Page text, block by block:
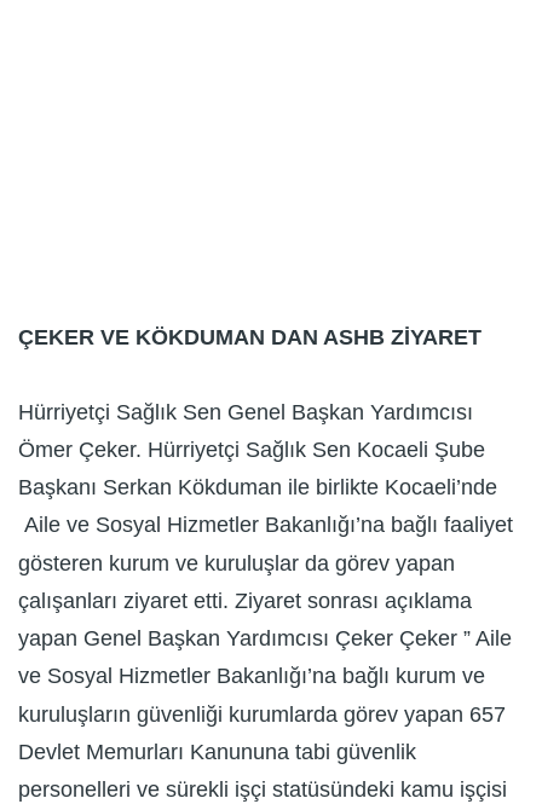
ÇEKER VE KÖKDUMAN DAN ASHB ZİYARET
Hürriyetçi Sağlık Sen Genel Başkan Yardımcısı
Ömer Çeker. Hürriyetçi Sağlık Sen Kocaeli Şube
Başkanı Serkan Kökduman ile birlikte Kocaeli’nde
Aile ve Sosyal Hizmetler Bakanlığı’na bağlı faaliyet
gösteren kurum ve kuruluşlar da görev yapan
çalışanları ziyaret etti. Ziyaret sonrası açıklama
yapan Genel Başkan Yardımcısı Çeker Çeker ” Aile
ve Sosyal Hizmetler Bakanlığı’na bağlı kurum ve
kuruluşların güvenliği kurumlarda görev yapan 657
Devlet Memurları Kanununa tabi güvenlik
personelleri ve sürekli işçi statüsündeki kamu işçisi